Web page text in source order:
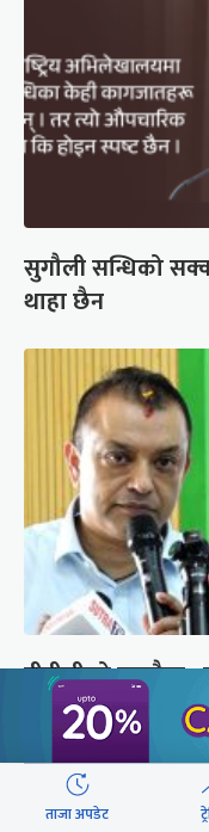
सुगौली सन्धिको
थाहा छैन
डीडीसीको बक्यौता
सरकारसँग मागे
ताजा अपडेट